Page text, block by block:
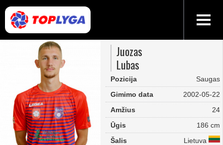
Juozas
Lubas
Pozicija
Saugas
Gimimo data
2002-05-22
Amžius
24
Ūgis
186 cm
Šalis
Lietuva